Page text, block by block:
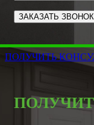
ПОЛУЧИТЬ